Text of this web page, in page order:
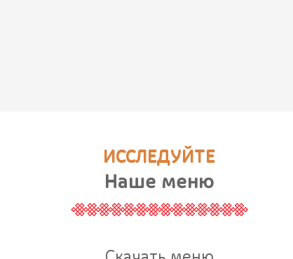
ИССЛЕДУЙТЕ
Наше меню